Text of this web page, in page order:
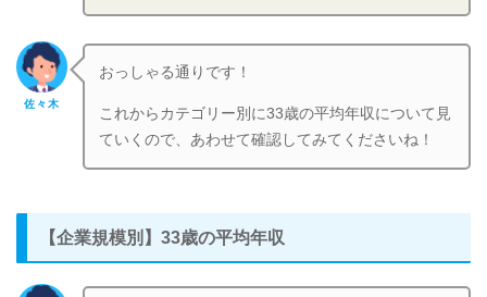
佐々木
おっしゃる通りです！
これからカテゴリー別に33歳の平均年収について見
ていくので、あわせて確認してみてくださいね！
【企業規模別】33歳の平均年収